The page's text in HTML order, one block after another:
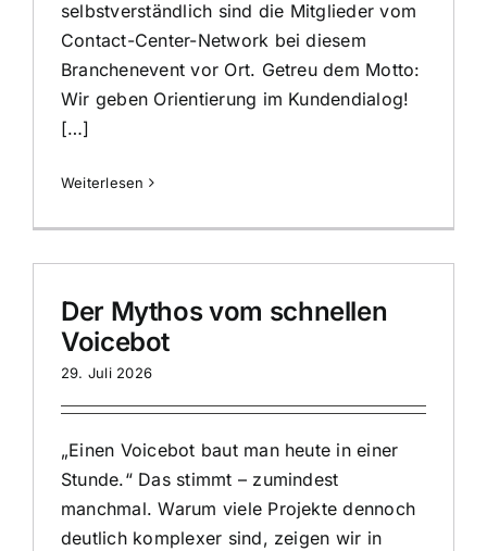
selbstverständlich sind die Mitglieder vom
Contact-Center-Network bei diesem
Branchenevent vor Ort. Getreu dem Motto:
Wir geben Orientierung im Kundendialog!
[…]
Weiterlesen
Der Mythos vom schnellen
Voicebot
29. Juli 2026
„Einen Voicebot baut man heute in einer
Stunde.“ Das stimmt – zumindest
manchmal. Warum viele Projekte dennoch
deutlich komplexer sind, zeigen wir in